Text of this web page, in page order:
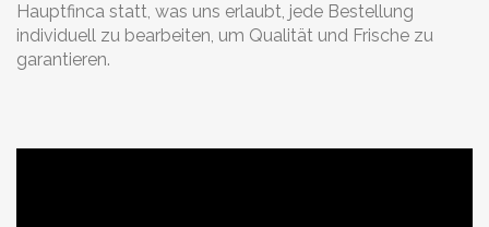
Hauptfinca statt, was uns erlaubt, jede Bestellung
individuell zu bearbeiten, um Qualität und Frische zu
garantieren.